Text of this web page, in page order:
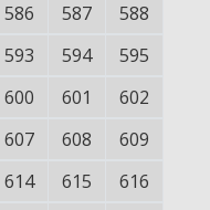
586 587
588
593 594
595
600 601
602
607 608
609
614 615
616